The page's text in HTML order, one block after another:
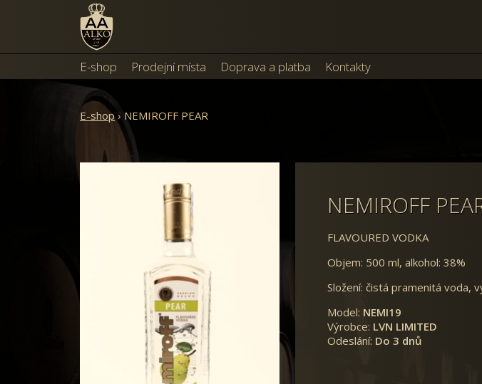
E-shop
Prodejní místa Doprava a platba Kontakty
E-shop › NEMIROFF PEAR
NEMIROFF
FLAVOURED VODKA
Objem: 500 ml, alkohol: 38%
Složení: čistá pramenitá voda,
Model: NEMI19
Výrobce: LVN LIMITED
Odeslání: Do 3 dnů